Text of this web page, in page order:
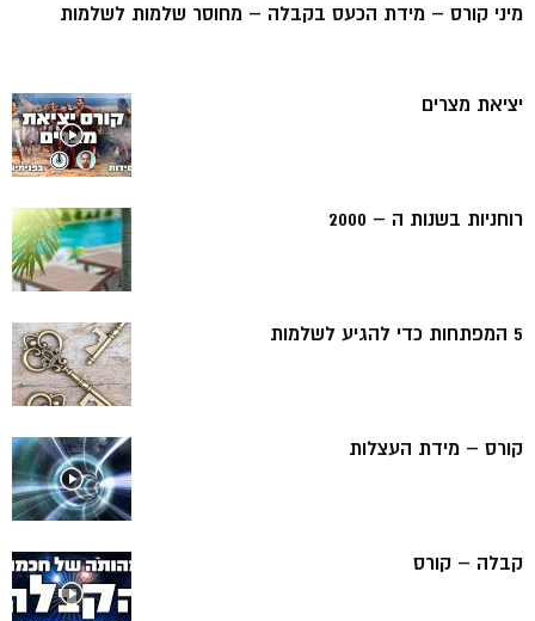
מיני קורס – מידת הכעס בקבלה – מחוסר שלמות לשלמות
יציאת מצרים
רוחניות בשנות ה – 2000
5 המפתחות כדי להגיע לשלמות
קורס – מידת העצלות
קבלה – קורס